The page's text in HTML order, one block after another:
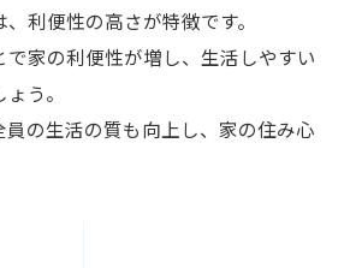
利便性の高さが特徴です。
家の利便性が増し、生活しやすい
う。
員の生活の質も向上し、家の住み心